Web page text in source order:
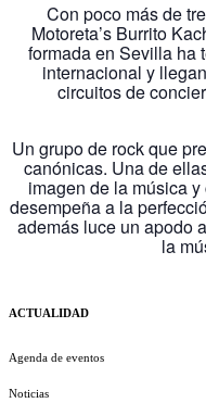
Con poco más de
Motoreta’s Burrito
formada en Sevilla ha
internacional y
circuitos de
Un grupo de rock que
canónicas. Una de
imagen de la música
desempeña a la
además luce un apodo
la
ACTUALIDAD
Agenda de eventos
Noticias